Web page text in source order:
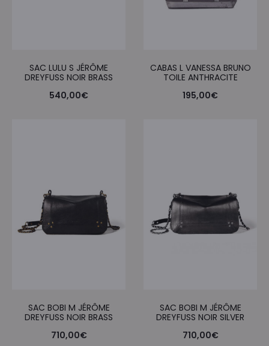
SAC LULU S JÉRÔME
DREYFUSS NOIR BRASS
540,00€
CABAS L VANESSA BRUNO
TOILE ANTHRACITE
195,00€
SAC BOBI M JÉRÔME
DREYFUSS NOIR BRASS
710,00€
SAC BOBI M JÉRÔME
DREYFUSS NOIR SILVER
710,00€